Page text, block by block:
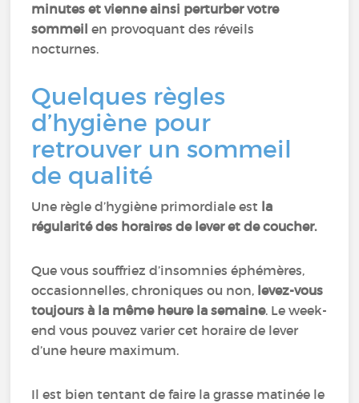
minutes et vienne ainsi perturber votre
sommeilen provoquant des réveils
nocturnes.
Quelques règles
d’hygiène pour
retrouver un sommeil
de qualité
Une règle d’hygiène primordiale est la
régularité des horaires de lever et de coucher.
Que vous souffriez d’insomnies éphémères,
occasionnelles, chroniques ou non, levez-vous
toujours à la même heure la semaine. Le week-
end vous pouvez varier cet horaire de lever
d’une heure maximum.
Il est bien tentant de faire la grasse matinée le